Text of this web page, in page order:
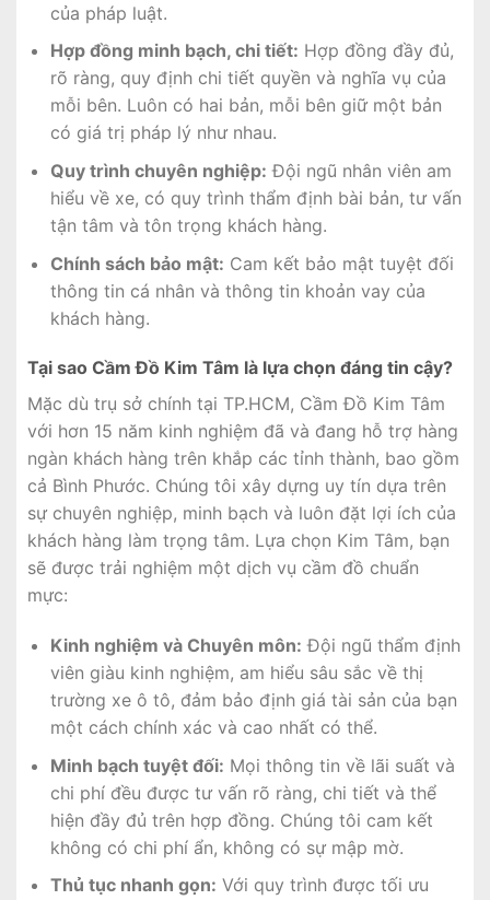
của pháp luật.
Hợp đồng minh bạch, chi tiết: Hợp đồng đầy đủ,
rõ ràng, quy định chi tiết quyền và nghĩa vụ của
mỗi bên. Luôn có hai bản, mỗi bên giữ một bản
có giá trị pháp lý như nhau.
Quy trình chuyên nghiệp: Đội ngũ nhân viên am
hiểu về xe, có quy trình thẩm định bài bản, tư vấn
tận tâm và tôn trọng khách hàng.
Chính sách bảo mật: Cam kết bảo mật tuyệt đối
thông tin cá nhân và thông tin khoản vay của
khách hàng.
Tại sao Cầm Đồ Kim Tâm là lựa chọn đáng tin cậy?
Mặc dù trụ sở chính tại TP.HCM, Cầm Đồ Kim Tâm
với hơn 15 năm kinh nghiệm đã và đang hỗ trợ hàng
ngàn khách hàng trên khắp các tỉnh thành, bao gồm
cả Bình Phước. Chúng tôi xây dựng uy tín dựa trên
sự chuyên nghiệp, minh bạch và luôn đặt lợi ích của
khách hàng làm trọng tâm. Lựa chọn Kim Tâm, bạn
sẽ được trải nghiệm một dịch vụ cầm đồ chuẩn
mực:
Kinh nghiệm và Chuyên môn: Đội ngũ thẩm định
viên giàu kinh nghiệm, am hiểu sâu sắc về thị
trường xe ô tô, đảm bảo định giá tài sản của bạn
một cách chính xác và cao nhất có thể.
Minh bạch tuyệt đối: Mọi thông tin về lãi suất và
chi phí đều được tư vấn rõ ràng, chi tiết và thể
hiện đầy đủ trên hợp đồng. Chúng tôi cam kết
không có chi phí ẩn, không có sự mập mờ.
Thủ tục nhanh gọn: Với quy trình được tối ưu